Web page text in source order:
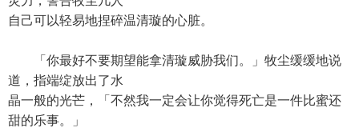
自己可以轻易地捏碎温清璇的心脏。
「你最好不要期望能拿清璇威胁我们。」牧尘缓缓地说
道，指端绽放出了水
晶一般的光芒，「不然我一定会让你觉得死亡是一件比蜜还
甜的乐事。」